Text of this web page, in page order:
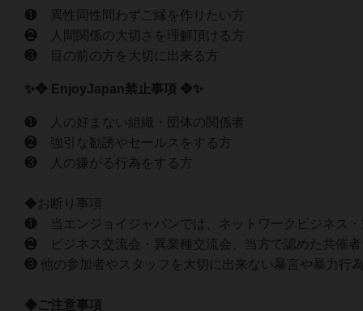
❶ 異性同性問わずご縁を作りたい方
❷ 人間関係の大切さを理解頂ける方
❸ 目の前の方を大切に出来る方
✨❖ EnjoyJapan禁止事項 ❖✨
❶ 人の好まない組織・団体の関係者
❷ 強引な勧誘やセールスをする方
❸ 人の嫌がる行為をする方
◆お断り事項
❶ 当エンジョイジャパンでは、ネットワークビジネス
❷ ビジネス交流会・異業種交流会、当方で認めた共催者
❸ 他の参加者やスタッフを大切に出来ない暴言や暴力行
◆ご注意事項